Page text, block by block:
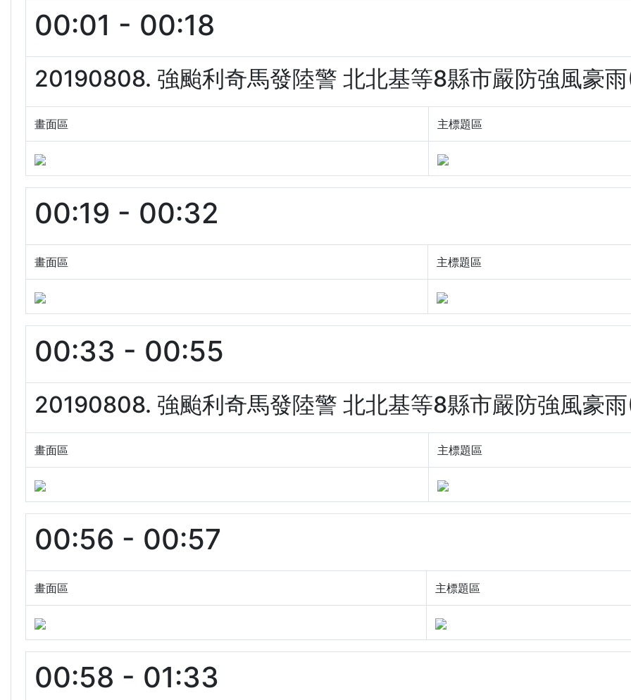
00:01 - 00:18
20190808. 強颱利奇馬發陸警 北北基等8縣市嚴防強風豪
畫面區 主標題區
00:19 - 00:32
畫面區 主標題區
00:33 - 00:55
20190808. 強颱利奇馬發陸警 北北基等8縣市嚴防強風豪
畫面區 主標題區
00:56 - 00:57
畫面區 主標題區
00:58 - 01:33